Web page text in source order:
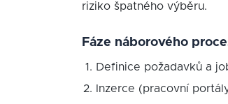
riziko špatného výběru.
Fáze náborového
Definice požadavků a
Inzerce (pracovní